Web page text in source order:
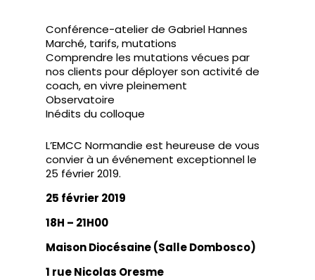
Conférence-atelier de Gabriel Hannes
Marché, tarifs, mutations
Comprendre les mutations vécues par
nos clients pour déployer son activité de
coach, en vivre pleinement
Observatoire
Inédits du colloque
L’EMCC Normandie est heureuse de vous
convier à un événement exceptionnel le
25 février 2019.
25 février 2019
18H – 21H00
Maison Diocésaine (Salle Dombosco)
1 rue Nicolas Oresme